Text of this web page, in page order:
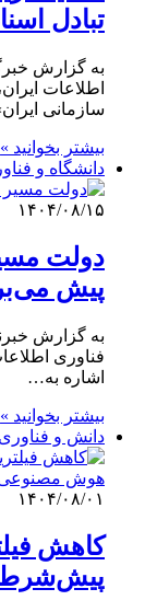
تبادل
به گزارش
اطلاعات
سازمانی
بیشتر بخوانید »
دانشگاه و
۱۴۰۴/۰۸/۱۵
دولت
پیش
به گزارش
فناوری
اشاره به…
بیشتر بخوانید »
دانش و
۱۴۰۴/۰۸/۰۱
کاهش